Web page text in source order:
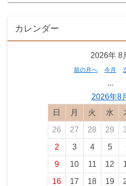
カレンダー
2026年 8
前の月へ 今月
...
2026年8
日曜日月曜日火曜日水曜
26 27 28 29
2 3 4 5
9 10 11 12
16 17 18 19